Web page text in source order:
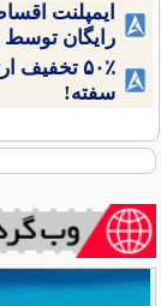
ایمپلنت
رایگان
۵۰٪
سفته!